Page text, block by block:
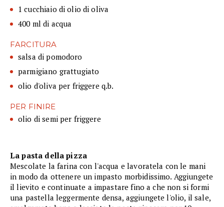
1 cucchiaio di olio di oliva
400 ml di acqua
FARCITURA
salsa di pomodoro
parmigiano grattugiato
olio d'oliva per friggere q.b.
PER FINIRE
olio di semi per friggere
La pasta della pizza
Mescolate la farina con l'acqua e lavoratela con le mani
in modo da ottenere un impasto morbidissimo. Aggiungete
il lievito e continuate a impastare fino a che non si formi
una pastella leggermente densa, aggiungete l'olio, il sale,